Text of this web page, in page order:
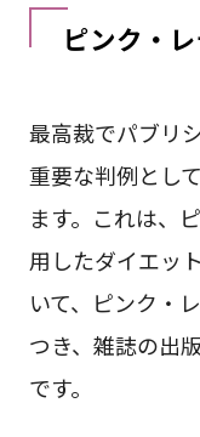
ピンク・
最高裁でパブリ
重要な判例とし
ます。これは、
用したダイエッ
いて、ピンク・
つき、雑誌の出
です。